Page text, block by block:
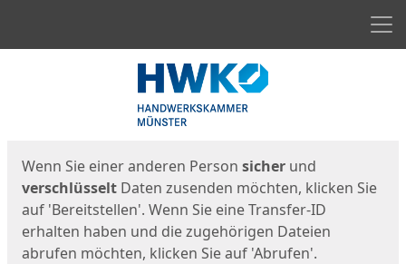
Wenn Sie einer anderen Person sicher und
verschlüsselt Daten zusenden möchten, klicken Sie
auf 'Bereitstellen'. Wenn Sie eine Transfer-ID
erhalten haben und die zugehörigen Dateien
abrufen möchten, klicken Sie auf 'Abrufen'.